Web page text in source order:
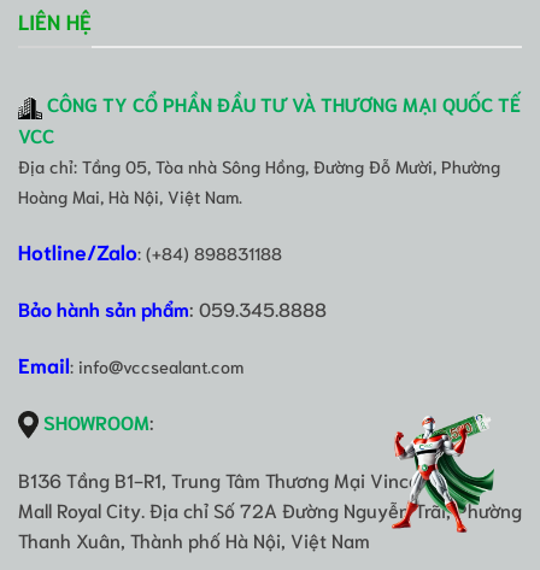
LIÊN HỆ
CÔNG TY CỔ PHẦN ĐẦU TƯ VÀ THƯƠNG MẠI QUỐC TẾ
VCC
Địa chỉ: Tầng 05, Tòa nhà Sông Hồng, Đường Đỗ Mười, Phường
Hoàng Mai, Hà Nội, Việt Nam.
Hotline/Zalo: (+84) 898831188
Bảo hành sản phẩm: 059.345.8888
Email: info@vccsealant.com
SHOWROOM:
B136 Tầng B1-R1, Trung Tâm Thương Mại Vincom Mega
Mall Royal City. Địa chỉ Số 72A Đường Nguyễn Trãi, Phường
Thanh Xuân, Thành phố Hà Nội, Việt Nam